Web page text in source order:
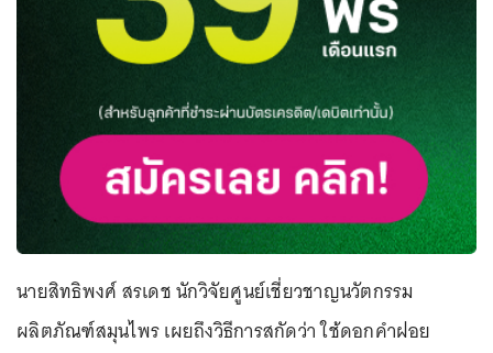
นายสิทธิพงศ์ สรเดช นักวิจัยศูนย์เชี่ยวชาญนวัตกรรม
ผลิตภัณฑ์สมุนไพร เผยถึงวิธีการสกัดว่า ใช้ดอกคำฝอย